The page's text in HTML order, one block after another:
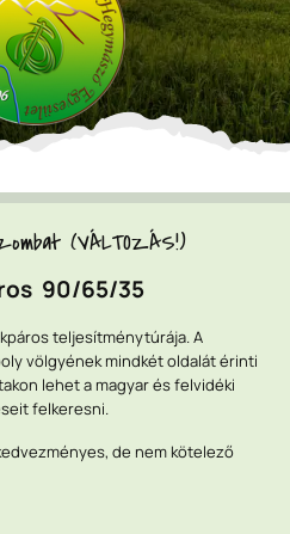
(VÁLTOZÁS!)
90/65/35
teljesítménytúrája. A
völgyének mindkét oldalát érinti
lehet a magyar és felvidéki
felkeresni.
de nem kötelező